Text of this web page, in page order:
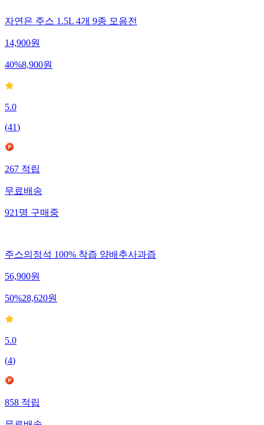
자연은 주스 1.5L 4개 9종 모음전
14,900원
40%8,900원
5.0
(41)
267적립
무료배송
921명구매중
주스의정석 100% 착즙 양배추사과즙
56,900원
50%28,620원
5.0
(4)
858적립